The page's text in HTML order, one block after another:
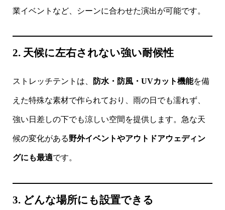
業イベントなど、シーンに合わせた演出が可能です。
2. 天候に左右されない強い耐候性
ストレッチテントは、 防水・防風・UVカット機能を備
えた特殊な素材で作られており、雨の日でも濡れず、
強い日差しの下でも涼しい空間を提供します。急な天
候の変化がある野外イベントやアウトドアウェディン
グにも最適です。
3. どんな場所にも設置できる